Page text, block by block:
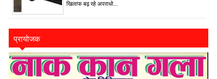
खिलाफ बढ़ रहे अपराधो...
प्रायोजक